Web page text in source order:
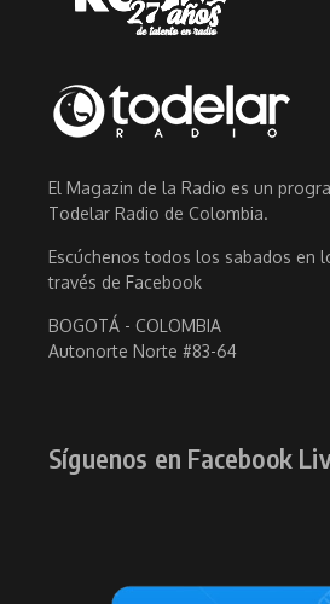
El Magazin de la Radio es un
Todelar Radio de Colombia.
Escúchenos todos los sabados en
través de Facebook
BOGOTÁ - COLOMBIA
Autonorte Norte #83-64
Síguenos en Facebook